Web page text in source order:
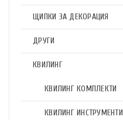
ЩИПКИ ЗА ДЕКОРАЦИЯ
ДРУГИ
КВИЛИНГ
КВИЛИНГ КОМПЛЕКТИ
КВИЛИНГ ИНСТРУМЕНТИ